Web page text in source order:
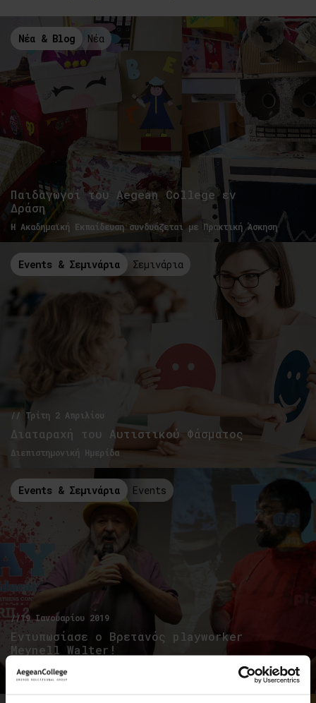
Νέα & Blog Νέα
Παιδαγωγοί του Aegean College εν
Δράση
H Ακαδημαϊκή Εκπαίδευση συνδυάζεται με Πρακτική Άσκηση
Events & Σεμινάρια Σεμινάρια
// Τρίτη 2 Απριλίου
Διαταραχή του Αυτιστικού Φάσματος
Διεπιστημονική Ημερίδα
Events & Σεμινάρια Events
//19 Ιανουαρίου 2019
Εντυπωσίασε ο Βρετανός playworker
Meynell Walter!
Αντίστροφη μέτρηση για το Διεθνές Συνέδριο "Play on Early
Education"